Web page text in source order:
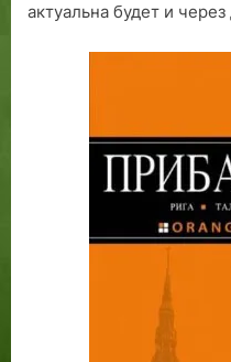
актуальна будет и через